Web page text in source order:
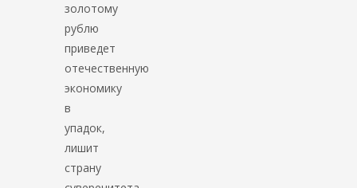
золотому
рублю
приведет
отечественную
экономику
в
упадок,
лишит
страну